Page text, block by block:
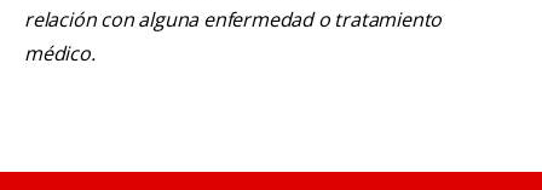
relación con alguna enfermedad o tratamiento
médico.